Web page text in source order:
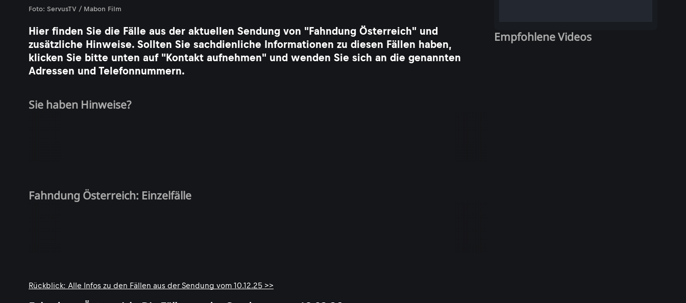
Foto: ServusTV / Mabon Film
Hier finden Sie die Fälle aus der aktuellen Sendung von "Fahndung Österreich" und
zusätzliche Hinweise. Sollten Sie sachdienliche Informationen zu diesen Fällen haben,
klicken Sie bitte unten auf "Kontakt aufnehmen" und wenden Sie sich an die genannten
Adressen und Telefonnummern.
Sie haben Hinweise?
Fahndung Österreich: Einzelfälle
Rückblick: Alle Infos zu den Fällen aus der Sendung vom 10.12.25 >>
Empfohlene Videos